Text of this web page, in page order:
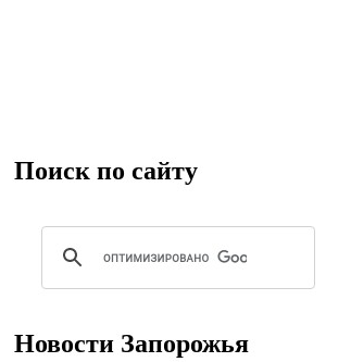
Поиск по сайту
Новости Запорожья